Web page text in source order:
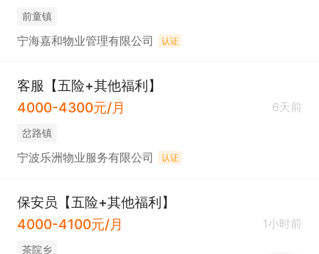
前童镇
宁海嘉和物业管理有限公司 认证
客服【五险+其他福利】
4000-4300元/月
6天前
岔路镇
宁波乐洲物业服务有限公司 认证
保安员【五险+其他福利】
4000-4100元/月
1小时前
茶院乡